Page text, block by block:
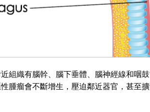
組織有腦幹、腦下垂體、腦神經線和咽
腫瘤會不斷增生，壓迫鄰近器官，甚至